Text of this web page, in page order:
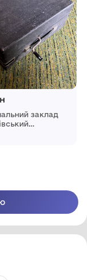
заклад